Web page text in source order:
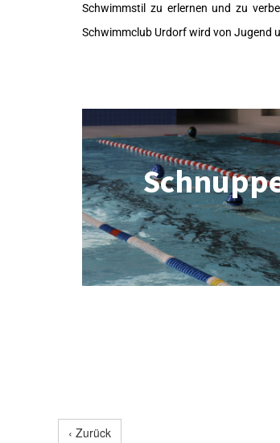
Schwimmstil zu erlernen und zu
Schwimmclub Urdorf wird von Jugend
‹ Zurück